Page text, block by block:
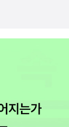
아이사랑이 없는
려고 하면 다 망가
는 푸른 살림소